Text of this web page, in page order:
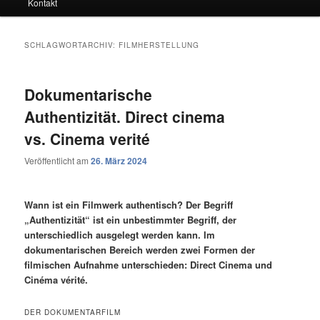
SCHLAGWORTARCHIV: FILMHERSTELLUNG
Dokumentarische
Authentizität. Direct cinema
vs. Cinema verité
Veröffentlicht am26. März 2024
Wann ist ein Filmwerk authentisch? Der Begriff
„Authentizität“ ist ein unbestimmter Begriff, der
unterschiedlich ausgelegt werden kann. Im
dokumentarischen Bereich werden zwei Formen der
filmischen Aufnahme unterschieden: Direct Cinema und
Cinéma vérité.
DER DOKUMENTARFILM